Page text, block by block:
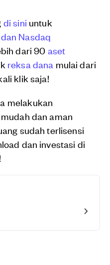
di sini untuk
Nasdaq
dari 90 aset
reksa dana mulai dari
klik saja!
melakukan
dan aman
sudah terlisensi
dan investasi di